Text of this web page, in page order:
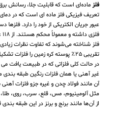
فلز ماده‌ای است که قابلیت جلا، رسانش
عبور جریان الکتریکی از خود را دارد.
فلز شناخته می‌شوند که تفاوت نظرات زیادی
تقریبی ۲۵٪ پوسته کره زمین را فلزات تشکیل می‌دهند
در حالت کلی فلزاتی که در طبیعت یافت
غیر آهنی یا همان فلزات رنگین طبقه بندی
آن مانند فولاد چدن و غیره جزو فلزات
مثل آلومینیوم، مس، قلع، سرب، روی، طلا،
از آن‌ها مانند برنج و برنز در این طبقه‌ بندی